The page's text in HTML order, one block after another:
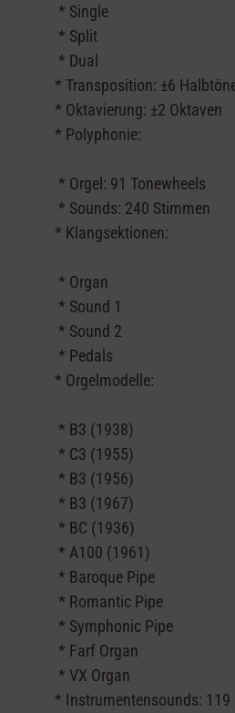
* Single
* Split
* Dual
* Transposition: ±6
* Oktavierung: ±2 Oktaven
* Polyphonie:
* Orgel: 91 Tonewheels
* Sounds: 240 Stimmen
* Klangsektionen:
* Organ
* Sound 1
* Sound 2
* Pedals
* Orgelmodelle:
* B3 (1938)
* C3 (1955)
* B3 (1956)
* B3 (1967)
* BC (1936)
* A100 (1961)
* Baroque Pipe
* Romantic Pipe
* Symphonic Pipe
* Farf Organ
* VX Organ
* Instrumentensounds: 119